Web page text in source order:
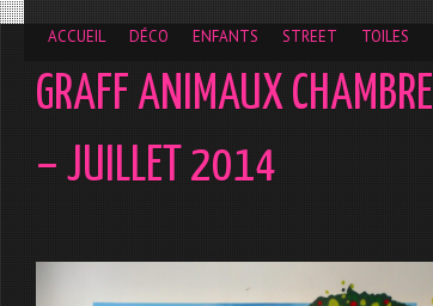
__gaTracker('send','pageview');
ACCUEIL DÉCO ENFANTS STREET TOILES
GRAFF ANIMAUX CHAMBRE
– JUILLET 2014